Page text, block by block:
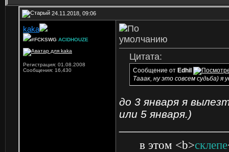
24.11.2018, 09:06
kaka
#FCKSWG ACIDHOUZE
Регистрация: 01.08.2008
Сообщения: 16,430
Цитата:
Сообщение от Edhil
Тааак, ну это совсем судьба) я
до 3 января я
или 5 января.)
в этом <b>склепе